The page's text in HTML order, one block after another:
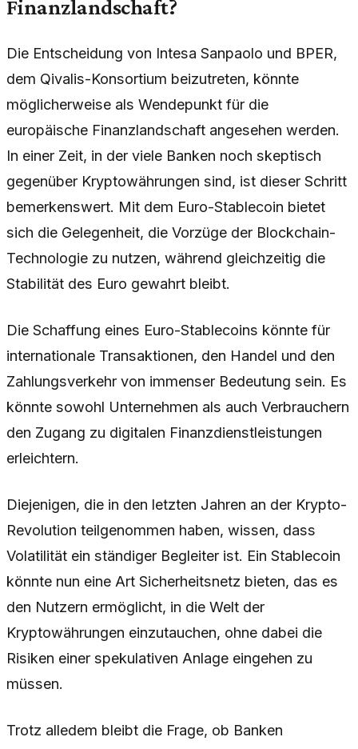
Finanzlandschaft?
Die Entscheidung von Intesa Sanpaolo und BPER,
dem Qivalis-Konsortium beizutreten, könnte
möglicherweise als Wendepunkt für die
europäische Finanzlandschaft angesehen werden.
In einer Zeit, in der viele Banken noch skeptisch
gegenüber Kryptowährungen sind, ist dieser Schritt
bemerkenswert. Mit dem Euro-Stablecoin bietet
sich die Gelegenheit, die Vorzüge der Blockchain-
Technologie zu nutzen, während gleichzeitig die
Stabilität des Euro gewahrt bleibt.
Die Schaffung eines Euro-Stablecoins könnte für
internationale Transaktionen, den Handel und den
Zahlungsverkehr von immenser Bedeutung sein. Es
könnte sowohl Unternehmen als auch Verbrauchern
den Zugang zu digitalen Finanzdienstleistungen
erleichtern.
Diejenigen, die in den letzten Jahren an der Krypto-
Revolution teilgenommen haben, wissen, dass
Volatilität ein ständiger Begleiter ist. Ein Stablecoin
könnte nun eine Art Sicherheitsnetz bieten, das es
den Nutzern ermöglicht, in die Welt der
Kryptowährungen einzutauchen, ohne dabei die
Risiken einer spekulativen Anlage eingehen zu
müssen.
Trotz alledem bleibt die Frage, ob Banken